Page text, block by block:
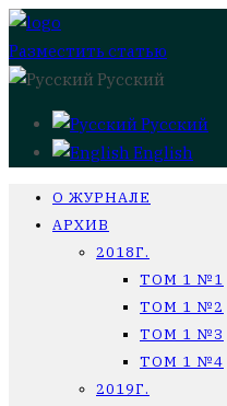
Разместить статью
Русский
Русский
English
О ЖУРНАЛЕ
АРХИВ
2018Г.
ТОМ 1 №1
ТОМ 1 №2
ТОМ 1 №3
ТОМ 1 №4
2019Г.